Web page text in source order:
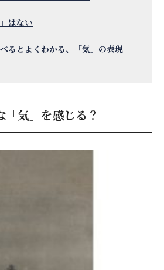
はない
るとよくわかる、「気」の表現
気」を感じる？